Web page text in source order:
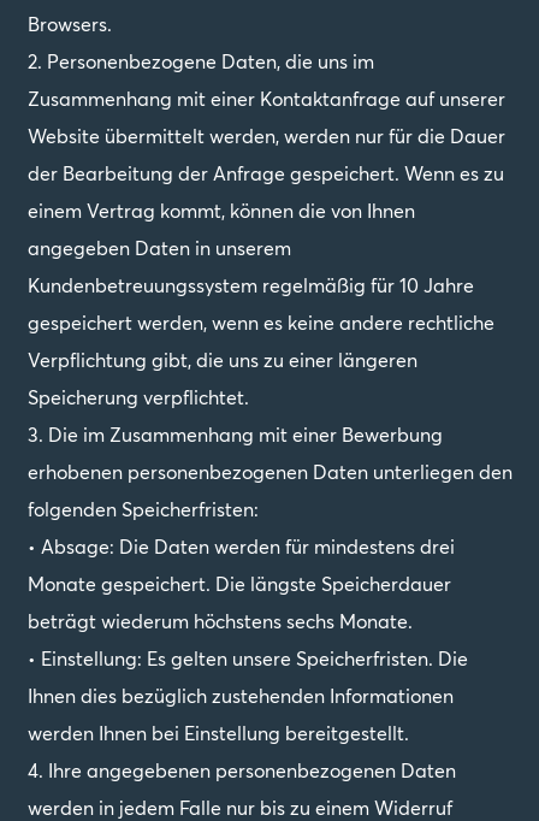
Browsers.
2. Personenbezogene Daten, die uns im
Zusammenhang mit einer Kontaktanfrage auf unserer
Website übermittelt werden, werden nur für die Dauer
der Bearbeitung der Anfrage gespeichert. Wenn es zu
einem Vertrag kommt, können die von Ihnen
angegeben Daten in unserem
Kundenbetreuungssystem regelmäßig für 10 Jahre
gespeichert werden, wenn es keine andere rechtliche
Verpflichtung gibt, die uns zu einer längeren
Speicherung verpflichtet.
3. Die im Zusammenhang mit einer Bewerbung
erhobenen personenbezogenen Daten unterliegen den
folgenden Speicherfristen:
• Absage: Die Daten werden für mindestens drei
Monate gespeichert. Die längste Speicherdauer
beträgt wiederum höchstens sechs Monate.
• Einstellung: Es gelten unsere Speicherfristen. Die
Ihnen dies bezüglich zustehenden Informationen
werden Ihnen bei Einstellung bereitgestellt.
4. Ihre angegebenen personenbezogenen Daten
werden in jedem Falle nur bis zu einem Widerruf